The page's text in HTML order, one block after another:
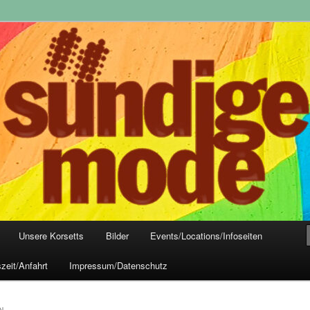
Frankfurt
Mode, Club- und Dark-Wear seit 2004
Unsere Korsetts Bilder Events/Locations/Infoseiten
Anfahrt Impressum/Datenschutz